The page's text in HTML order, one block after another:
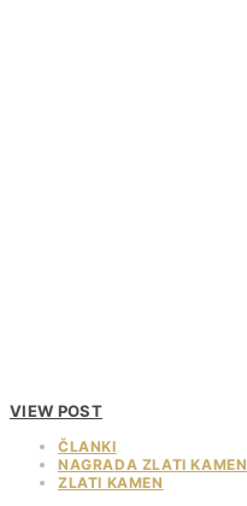
VIEW POST
ČLANKI
NAGRADA ZLATI KAMEN
ZLATI KAMEN